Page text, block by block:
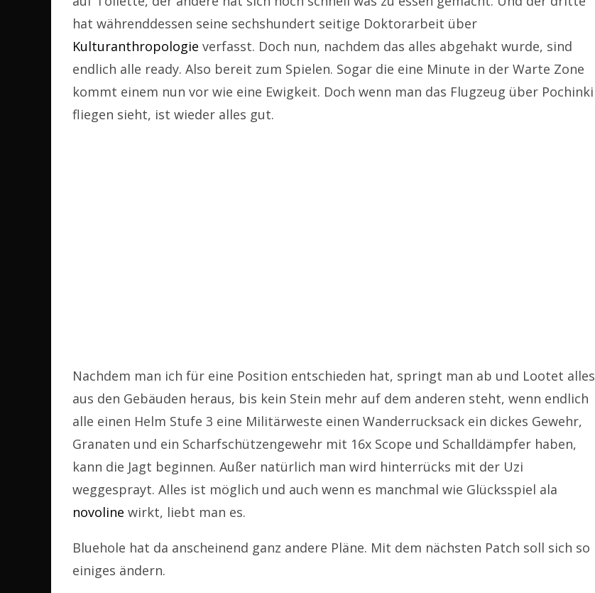
hat währenddessen seine sechshundert seitige Doktorarbeit über
Kulturanthropologie verfasst. Doch nun, nachdem das alles abgehakt wurde, sind
endlich alle ready. Also bereit zum Spielen. Sogar die eine Minute in der Warte Zone
kommt einem nun vor wie eine Ewigkeit. Doch wenn man das Flugzeug über Pochinki
fliegen sieht, ist wieder alles gut.
Nachdem man ich für eine Position entschieden hat, springt man ab und Lootet alles
aus den Gebäuden heraus, bis kein Stein mehr auf dem anderen steht, wenn endlich
alle einen Helm Stufe 3 eine Militärweste einen Wanderrucksack ein dickes Gewehr,
Granaten und ein Scharfschützengewehr mit 16x Scope und Schalldämpfer haben,
kann die Jagt beginnen. Außer natürlich man wird hinterrücks mit der Uzi
weggesprayt. Alles ist möglich und auch wenn es manchmal wie Glücksspiel ala
novoline wirkt, liebt man es.
Bluehole hat da anscheinend ganz andere Pläne. Mit dem nächsten Patch soll sich so
einiges ändern.